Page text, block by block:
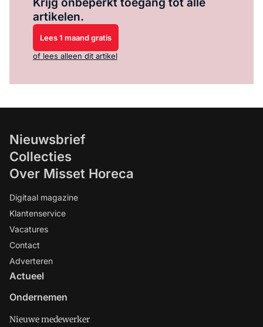
artikelen.
Lees 1 maand gratis
of lees alleen dit artikel
Nieuwsbrief
Collecties
Over Misset Horeca
Digitaal magazine
Klantenservice
Vacatures
Contact
Adverteren
Actueel
Ondernemen
Nieuwe medewerker